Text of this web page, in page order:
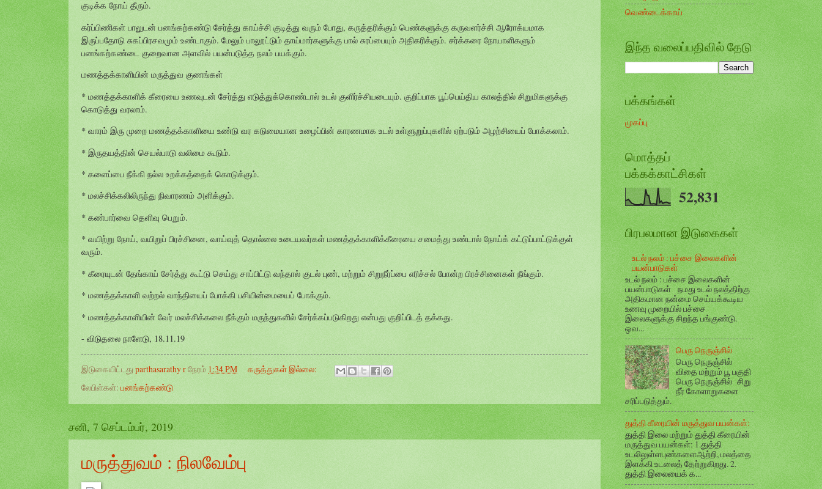
குடிக்க நோய் தீரும்.
கர்ப்பிணிகள் பாலுடன் பனங்கற்கண்டு சேர்த்து காய்ச்சி குடித்து வரும் போது, கருத்தரிக்கும் பெண்களுக்கு கருவளர்ச்சி ஆரோக்யமாக
இருப்பதோடு சுகப்பிரசவமும் உண்டாகும். மேலும் பாலூட்டும் தாய்மார்களுக்கு பால் சுரப்பையும் அதிகரிக்கும். சர்க்கரை நோயாளிகளும்
பனங்கற்கண்டை குறைவான அளவில் பயன்படுத்த நலம் பயக்கும்.
மணத்தக்காளியின் மருத்துவ குணங்கள்
* மணத்தக்காளிக் கீரையை உணவுடன் சேர்த்து எடுத்துக்கொண்டால் உடல் குளிர்ச்சியடையும். குறிப்பாக பூப்பெய்திய காலத்தில் சிறுமிகளுக்கு
கொடுத்து வரலாம்.
* வாரம் இரு முறை மணத்தக்காளியை உண்டு வர கடுமையான உழைப்பின் காரணமாக உடல் உள்ளுறுப்புகளில் ஏற்படும் அழற்சியைப் போக்கலாம்.
* இருதயத்தின் செயல்பாடு வலிமை கூடும்.
* களைப்பை நீக்கி நல்ல உறக்கத்தைக் கொடுக்கும்.
* மலச்சிக்கலிலிருந்து நிவாரணம் அளிக்கும்.
* கண்பார்வை தெளிவு பெறும்.
* வயிற்று நோய், வயிறுப் பிரச்சினை, வாய்வுத் தொல்லை உடையவர்கள் மணத்தக்காளிக்கீரையை சமைத்து உண்டால் நோய்க் கட்டுப்பாட்டுக்குள்
வரும்.
* கீரையுடன் தேங்காய் சேர்த்து கூட்டு செய்து சாப்பிட்டு வந்தால் குடல் புண், மற்றும் சிறுநீர்ப்பை எரிச்சல் போன்ற பிரச்சினைகள் நீங்கும்.
* மணத்தக்காளி வற்றல் வாந்தியைப் போக்கி பசியின்மையைப் போக்கும்.
* மணத்தக்காளியின் வேர் மலச்சிக்கலை நீக்கும் மருந்துகளில் சேர்க்கப்படுகிறது என்பது குறிப்பிடத் தக்கது.
- விடுதலை நாளேடு, 18.11.19
இடுகையிட்டது parthasarathy rநேரம் 1:34 PM
கருத்துகள் இல்லை:
லேபிள்கள்: பனங்கற்கண்டு
சனி, 7 செப்டம்பர், 2019
மருத்துவம் : நிலவேம்பு
வெண்டைக்காய்
இந்த வலைப்பதிவில் தேடு
பக்கங்கள்
முகப்பு
மொத்தப்
பக்கக்காட்சிகள்
52,831
பிரபலமான இடுகைகள்
உடல் நலம் : பச்சை இலைகளின்
பயன்பாடுகள்
உடல் நலம் : பச்சை இலைகளின்
பயன்பாடுகள் நமது உடல் நலத்திற்கு
அதிகமான நன்மை செய்யக்கூடிய
உணவு முறையில் பச்சை
இலைகளுக்கு சிறந்த பங்குண்டு.
ஒவ...
பெரு நெருஞ்சில்
பெரு நெருஞ்சில்
விதை மற்றும் பூ பகுதி
பெரு நெருஞ்சில் சிறு
நீர் கோளாறுகளை
சரிப்படுத்தும்.
துத்தி கீரையின் மருத்துவ பயன்கள்:
துத்தி இலை மற்றும் துத்தி கீரையின்
மருத்துவ பயன்கள்: 1.துத்தி
உடலிலுள்ளபுண்களைஆற்றி, மலத்தை
இளக்கி உடலைத் தேற்றுகிறது. 2.
துத்தி இலையைக் க...